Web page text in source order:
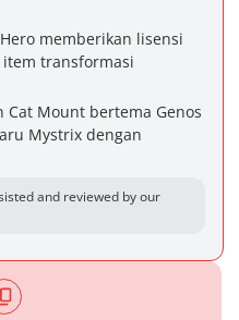
memberikan lisensi
transformasi
Mount bertema Genos
Mystrix dengan
and reviewed by our